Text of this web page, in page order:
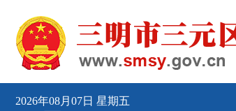
2026年08月07日 星期五